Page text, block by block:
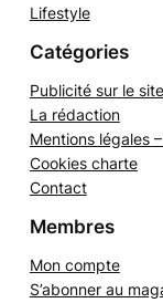
Lifestyle
Catégories
Publicité sur le site
La rédaction
Mentions légales
Cookies charte
Contact
Membres
Mon compte
S’abonner au